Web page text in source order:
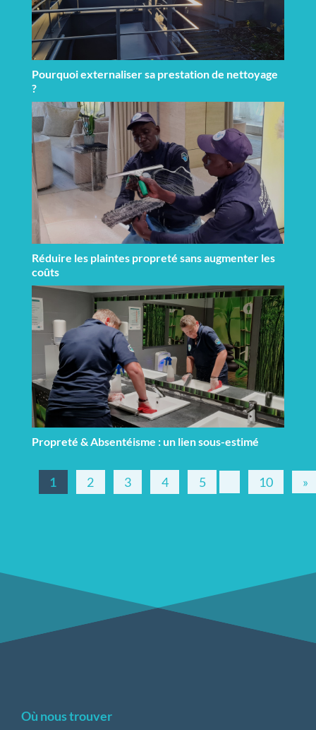
Pourquoi externaliser sa prestation de nettoyage
?
Réduire les plaintes propreté sans augmenter les
coûts
Propreté & Absentéisme : un lien sous-estimé
1 2 3 4 5 10 »
Où nous trouver